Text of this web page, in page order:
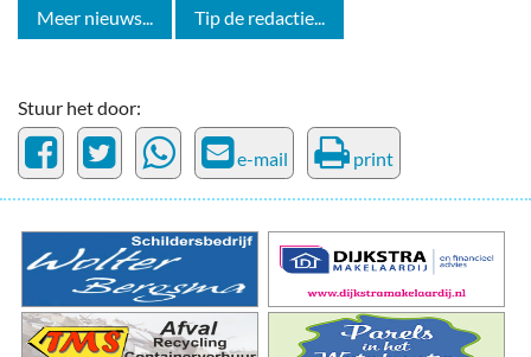
Meer nieuws... Tip de redactie...
Stuur het door:
e-mail print